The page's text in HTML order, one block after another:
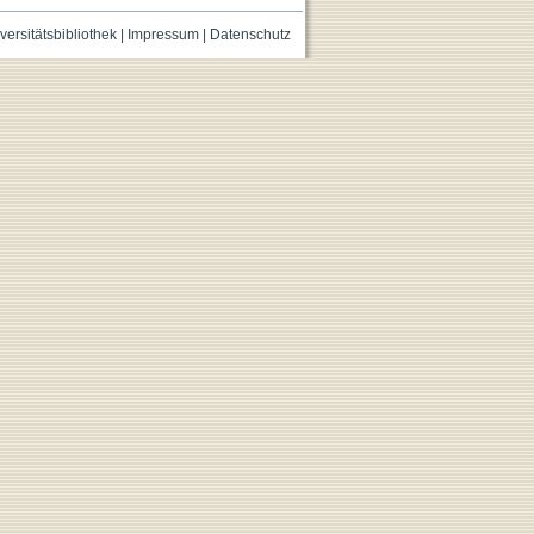
| Impressum| Datenschutz